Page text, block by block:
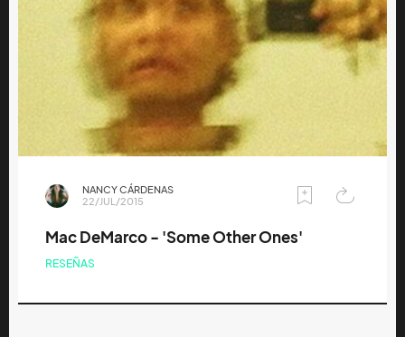
NANCY CÁRDENAS
22/JUL/2015
Mac DeMarco - 'Some Other Ones'
RESEÑAS